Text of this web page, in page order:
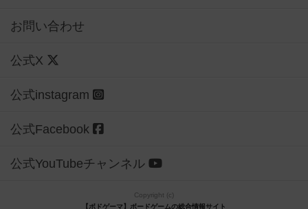
お問い合わせ
公式X
公式instagram
公式Facebook
公式YouTubeチャンネル
Copyright (c)
【ボドゲーマ】ボードゲームの総合情報サイト